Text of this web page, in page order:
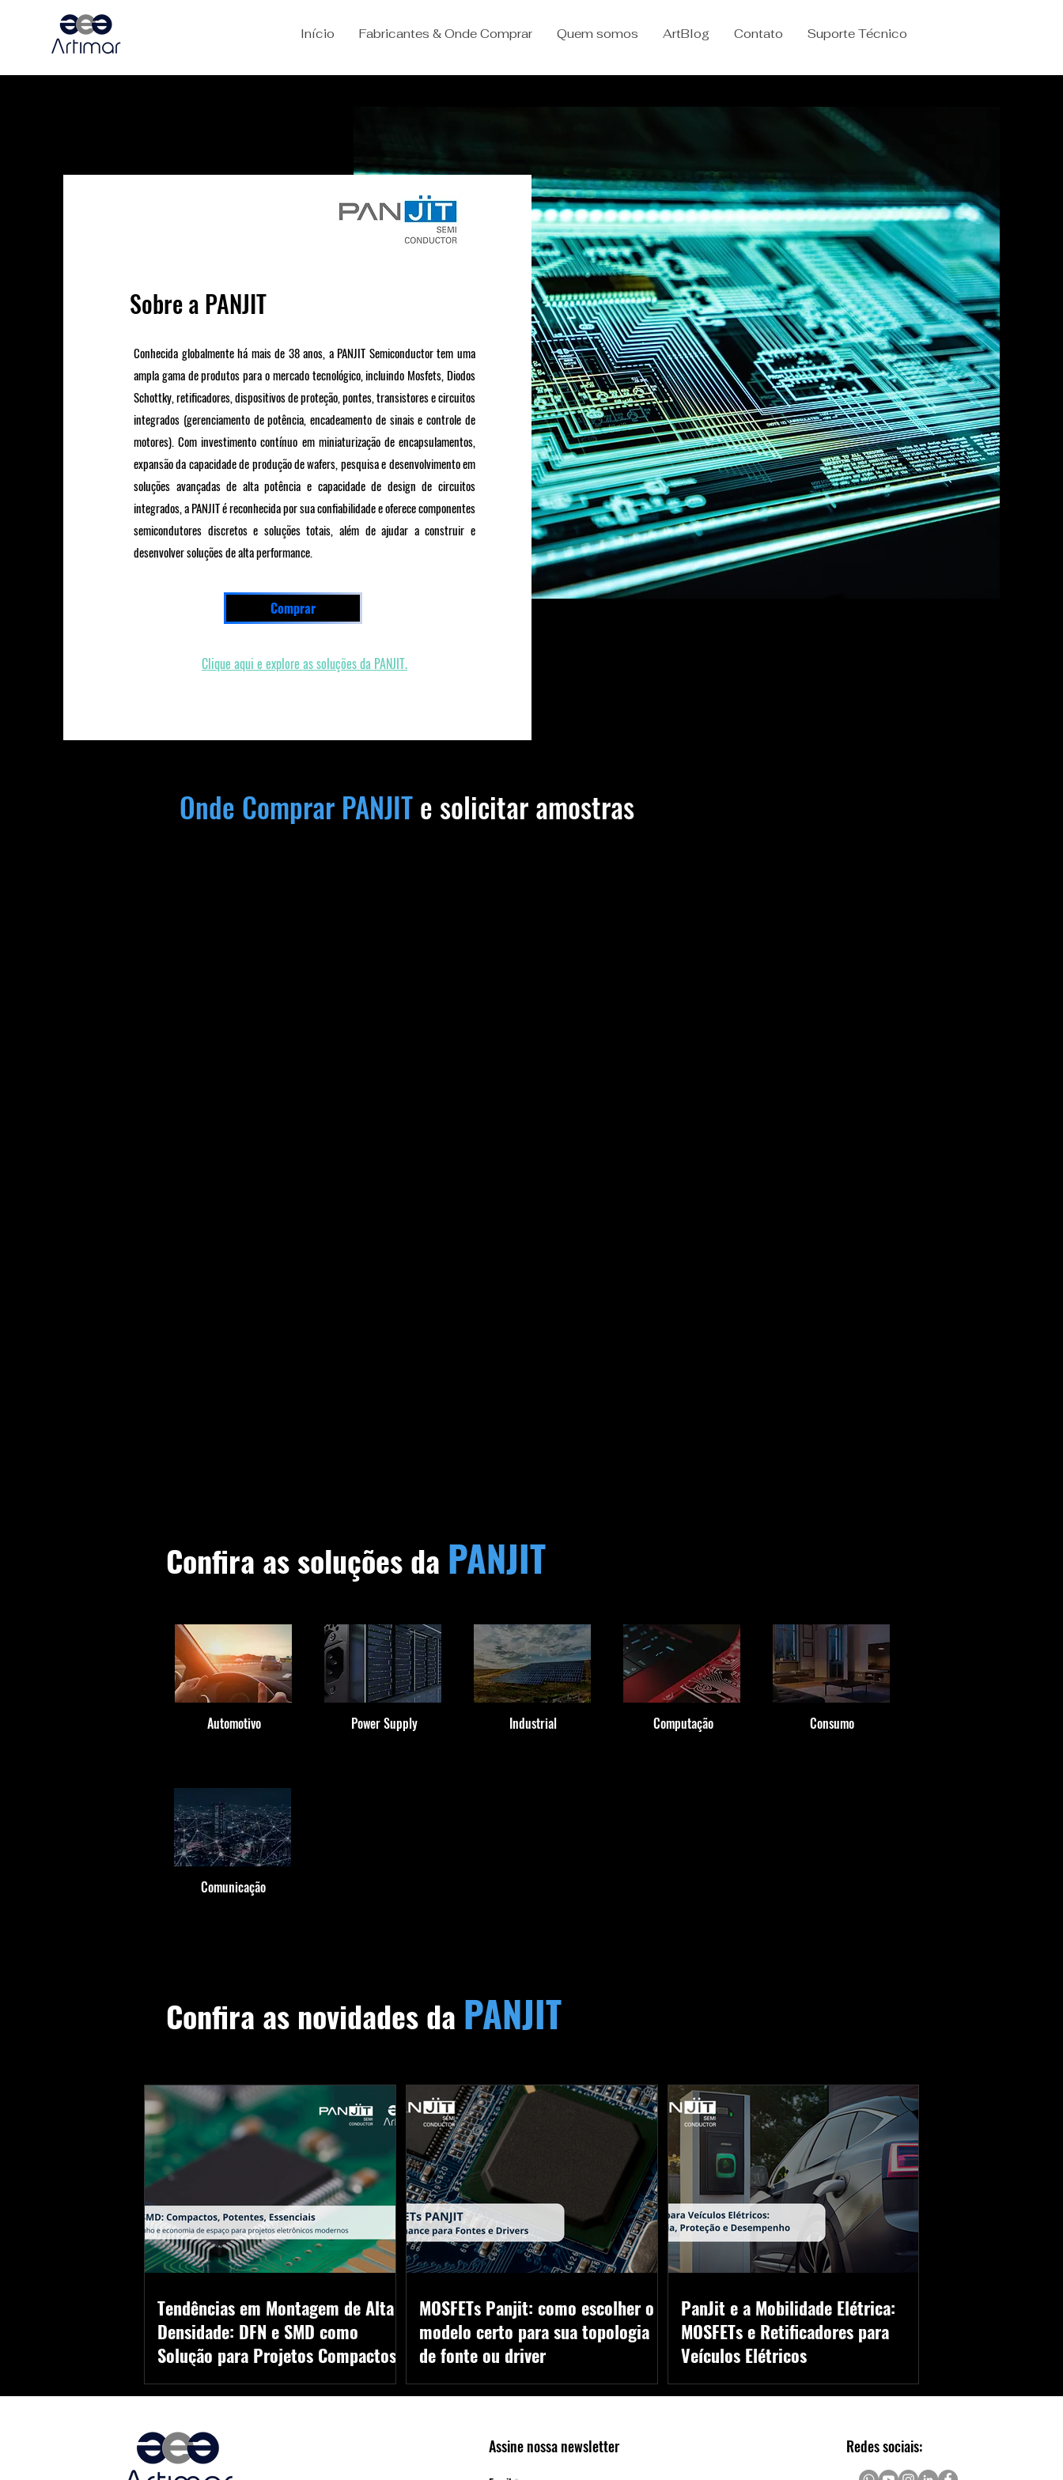
Início Fabricantes & Onde Comprar Quem somos ArtBlog Contato Suporte Técnico
Sobre a PANJIT
Conhecida globalmente há mais de 38 anos, a PANJIT Semiconductor tem uma
ampla gama de produtos para o mercado tecnológico, incluindo Mosfets, Diodos
Schottky, retificadores, dispositivos de proteção, pontes, transistores e circuitos
integrados (gerenciamento de potência, encadeamento de sinais e controle de
motores). Com investimento contínuo em miniaturização de encapsulamentos,
expansão da capacidade de produção de wafers, pesquisa e desenvolvimento em
soluções avançadas de alta potência e capacidade de design de circuitos
integrados, a PANJIT é reconhecida por sua confiabilidade e oferece componentes
semicondutores discretos e soluções totais, além de ajudar a construir e
desenvolver soluções de alta performance.
Clique aqui e explore as soluções da PANJIT.
Comprar
Onde Comprar PANJITe solicitar amostras
Confira as soluções da PANJIT
Automotivo Power Supply Industrial Computação Consumo
Comunicação
Confira as novidades da PANJIT
Tendências em Montagem de Alta
Densidade: DFN e SMD como
Solução para Projetos Compactos
e Eficientes
Explore as tendências em montagem de alta
eletrônicos com mais eficiência e compactação.
MOSFETs Panjit: como escolher o
modelo certo para sua topologia
de fonte ou driver
Os MOSFETs de potência são peças-chave em
industriais ou automotivos. Sua escolha correta
PanJit e a Mobilidade Elétrica:
MOSFETs e Retificadores para
Veículos Elétricos
A Artimar está pronta para atender sua demanda em
Assine nossa newsletter Redes sociais: